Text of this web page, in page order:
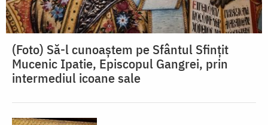
(Foto) Să-l cunoaștem pe Sfântul Sfințit
Mucenic Ipatie, Episcopul Gangrei, prin
intermediul icoane sale